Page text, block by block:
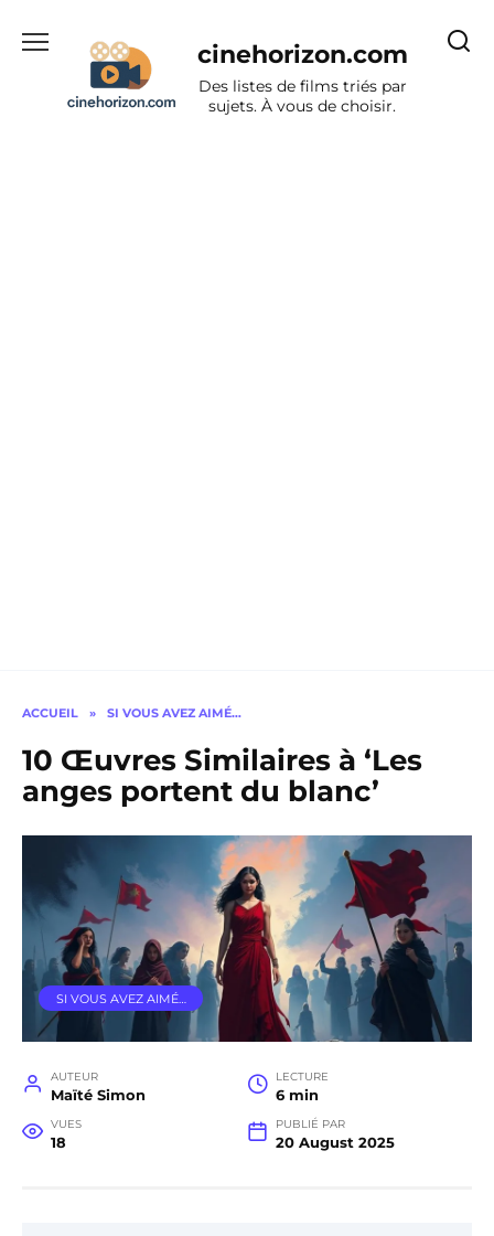
cinehorizon.com
Des listes de films triés par
sujets. À vous de choisir.
ACCUEIL » SI VOUS AVEZ AIMÉ…
10 Œuvres Similaires à ‘Les
anges portent du blanc’
SI VOUS AVEZ AIMÉ…
AUTEUR
Maïté Simon
LECTURE
6 min
VUES
18
PUBLIÉ PAR
20 August 2025